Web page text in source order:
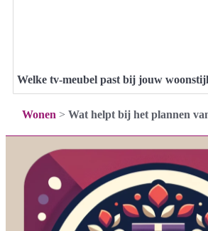
Welke tv-meubel past bij jouw
Wonen > Wat helpt bij het plannen